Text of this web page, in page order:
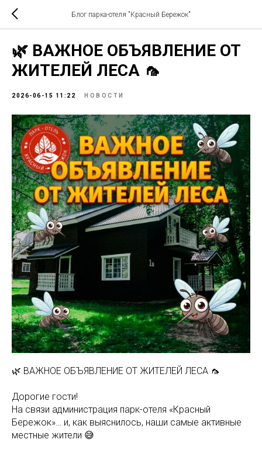
Блог парка-отеля "Красный Бережок"
🌿 ВАЖНОЕ ОБЪЯВЛЕНИЕ ОТ
ЖИТЕЛЕЙ ЛЕСА 🦟
2026-06-15 11:22 НОВОСТИ
🌿 ВАЖНОЕ ОБЪЯВЛЕНИЕ ОТ ЖИТЕЛЕЙ ЛЕСА 🦟
Дорогие гости!
На связи администрация парк-отеля «Красный
Бережок»… и, как выяснилось, наши самые активные
местные жители 😅